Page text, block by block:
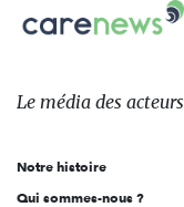
sur:
Carenews,
Le
des
l'engagement
Le média des acteurs
Notre histoire
Qui sommes-nous ?